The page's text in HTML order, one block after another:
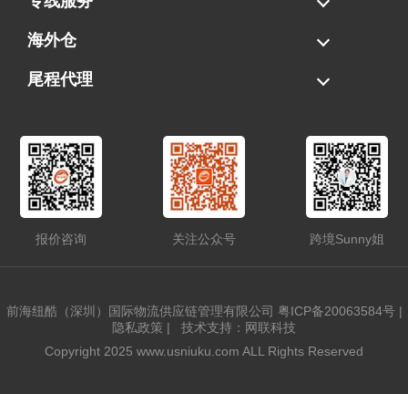
FBA专线直送
超大件专线
AWD专线
电池专线
海外仓
一件代发
FBA中转
贴标换标
拆柜/存储
尾程代理
报价咨询 关注公众号 跨境Sunny姐
前海纽酷（深圳）国际物流供应链管理有限公司 粤ICP备20063584号|
隐私政策 |
技术支持：网联科技
Copyright 2025 www.usniuku.com ALL Rights Reserved